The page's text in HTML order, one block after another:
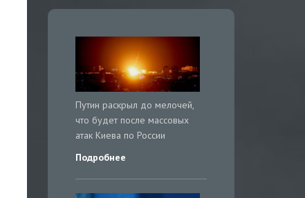
Путин раскрыл до мелочей,
что будет после массовых
атак Киева по России
Подробнее